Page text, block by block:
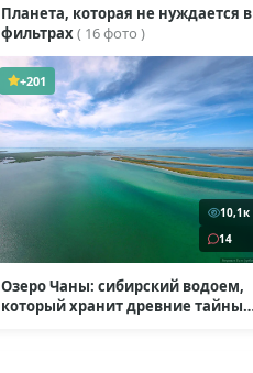
Планета, которая не нуждается в
фильтрах( 16 фото )
+201
10,1к
14
Озеро Чаны: сибирский водоем,
который хранит древние тайны